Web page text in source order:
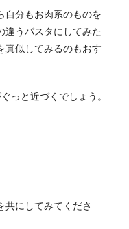
自分もお肉系のものを
違うパスタにしてみた
真似してみるのもおす
っと近づくでしょう。
共にしてみてくださ